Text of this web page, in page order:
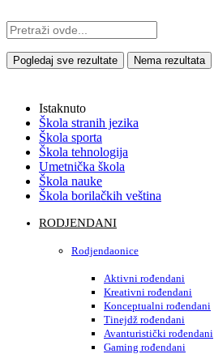
Pogledaj sve rezultate Nema rezultata
Istaknuto
Škola stranih jezika
Škola sporta
Škola tehnologija
Umetnička škola
Škola nauke
Škola borilačkih veština
RODJENDANI
Rodjendaonice
Aktivni rođendani
Kreativni rođendani
Konceptualni rođendani
Tinejdž rođendani
Avanturistički rođendani
Gaming rođendani